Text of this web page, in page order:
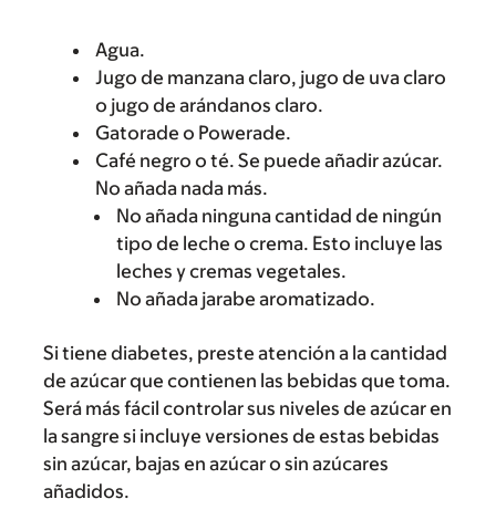
Agua.
Jugo de manzana claro, jugo de uva claro
o jugo de arándanos claro.
Gatorade o Powerade.
Café negro o té. Se puede añadir azúcar.
No añada nada más.
No añada ninguna cantidad de ningún
tipo de leche o crema. Esto incluye las
leches y cremas vegetales.
No añada jarabe aromatizado.
Si tiene diabetes, preste atención a la cantidad
de azúcar que contienen las bebidas que toma.
Será más fácil controlar sus niveles de azúcar en
la sangre si incluye versiones de estas bebidas
sin azúcar, bajas en azúcar o sin azúcares
añadidos.